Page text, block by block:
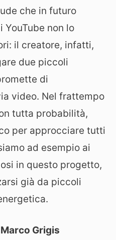
che in futuro
non lo
il creatore, infatti,
due piccoli
di
video. Nel frattempo
tutta probabilità,
per approcciare tutti
ad esempio ai
in questo progetto,
già da piccoli
Grigis